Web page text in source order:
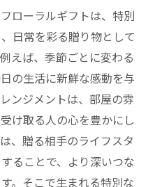
ローラルギフトは、特別
日常を彩る贈り物として
えば、季節ごとに変わる
の生活に新鮮な感動を与
ンジメントは、部屋の雰
け取る人の心を豊かにし
、贈る相手のライフスタ
ることで、より深いつな
。そこで生まれる特別な